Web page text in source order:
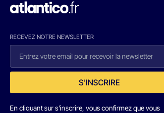
RECEVEZ NOTRE NEWSLETTER
S'INSCRIRE
En cliquant sur s'inscrire, vous confirmez que vous